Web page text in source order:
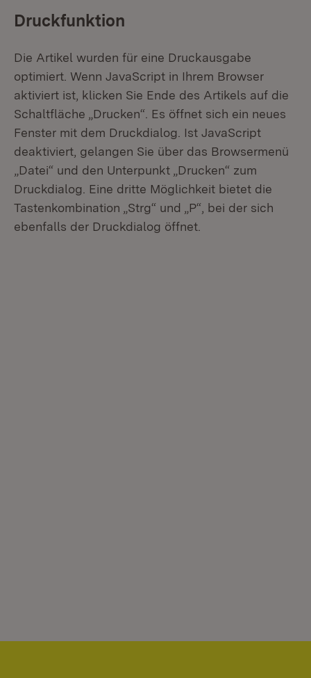
Druckfunktion
Die Artikel wurden für eine Druckausgabe
optimiert. Wenn JavaScript in Ihrem Browser
aktiviert ist, klicken Sie Ende des Artikels auf die
Schaltfläche „Drucken“. Es öffnet sich ein neues
Fenster mit dem Druckdialog. Ist JavaScript
deaktiviert, gelangen Sie über das Browsermenü
„Datei“ und den Unterpunkt „Drucken“ zum
Druckdialog. Eine dritte Möglichkeit bietet die
Tastenkombination „Strg“ und „P“, bei der sich
ebenfalls der Druckdialog öffnet.